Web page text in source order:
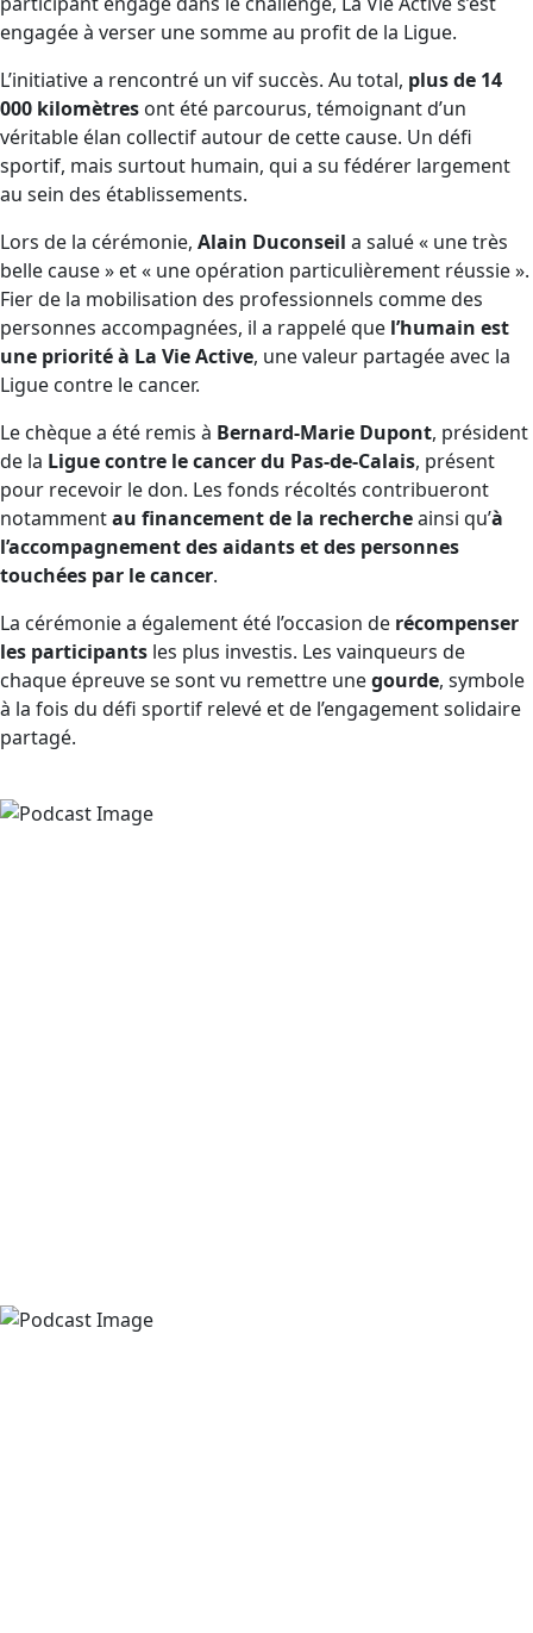
engagée à verser une somme au profit de la Ligue.
L’initiative a rencontré un vif succès. Au total, plus de 14
000 kilomètres ont été parcourus, témoignant d’un
véritable élan collectif autour de cette cause. Un défi
sportif, mais surtout humain, qui a su fédérer largement
au sein des établissements.
Lors de la cérémonie, Alain Duconseil a salué « une très
belle cause » et « une opération particulièrement réussie ».
Fier de la mobilisation des professionnels comme des
personnes accompagnées, il a rappelé que l’humain est
une priorité à La Vie Active, une valeur partagée avec la
Ligue contre le cancer.
Le chèque a été remis à Bernard-Marie Dupont, président
de la Ligue contre le cancer du Pas-de-Calais, présent
pour recevoir le don. Les fonds récoltés contribueront
notammentau financement de la rechercheainsi qu’à
l’accompagnement des aidants et des personnes
touchées par le cancer.
La cérémonie a également été l’occasion de récompenser
les participants les plus investis. Les vainqueurs de
chaque épreuve se sont vu remettre unegourde, symbole
à la fois du défi sportif relevé et de l’engagement solidaire
partagé.